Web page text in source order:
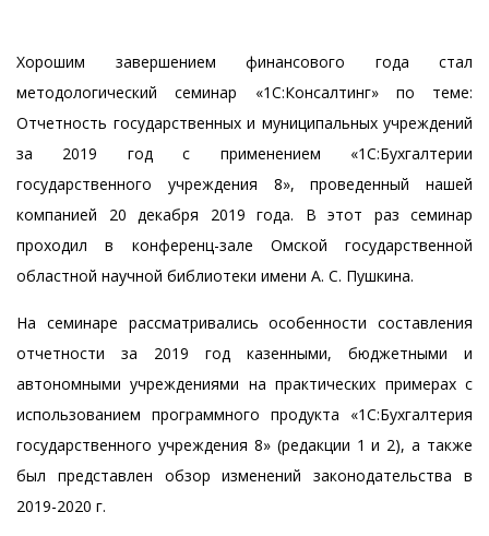
Хорошим завершением финансового года стал
методологический семинар «1С:Консалтинг» по теме:
Отчетность государственных и муниципальных учреждений
за 2019 год с применением «1С:Бухгалтерии
государственного учреждения 8», проведенный нашей
компанией 20 декабря 2019 года. В этот раз семинар
проходил в конференц-зале Омской государственной
областной научной библиотеки имени А. С. Пушкина.
На семинаре рассматривались особенности составления
отчетности за 2019 год казенными, бюджетными и
автономными учреждениями на практических примерах с
использованием программного продукта «1С:Бухгалтерия
государственного учреждения 8» (редакции 1 и 2), а также
был представлен обзор изменений законодательства в
2019-2020 г.